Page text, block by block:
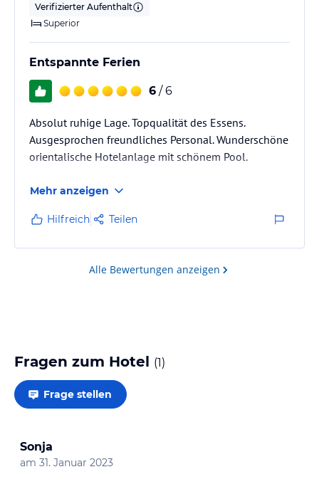
Verifizierter Aufenthalt
Superior
Entspannte Ferien
6 / 6
Absolut ruhige Lage. Topqualität des Essens.
Ausgesprochen freundliches Personal. Wunderschöne
orientalische Hotelanlage mit schönem Pool.
Mehr anzeigen
Hilfreich Teilen
Alle Bewertungen anzeigen
Fragen zum Hotel (1)
Frage stellen
Sonja
am 31. Januar 2023